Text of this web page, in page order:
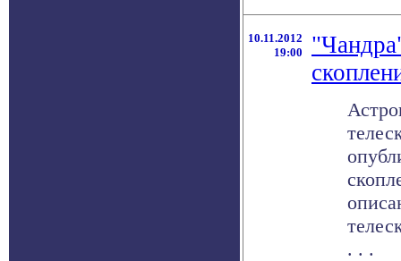
10.11.2012
19:00
. . .